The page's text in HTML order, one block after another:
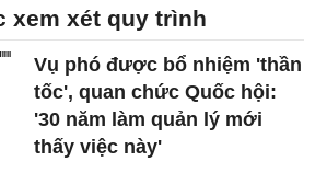
xem xét quy trình
Vụ phó được bổ nhiệm 'thần
tốc', quan chức Quốc hội:
'30 năm làm quản lý mới
thấy việc này'